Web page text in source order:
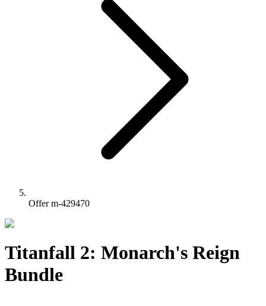
Offer m-429470
Titanfall 2: Monarch's Reign
Bundle